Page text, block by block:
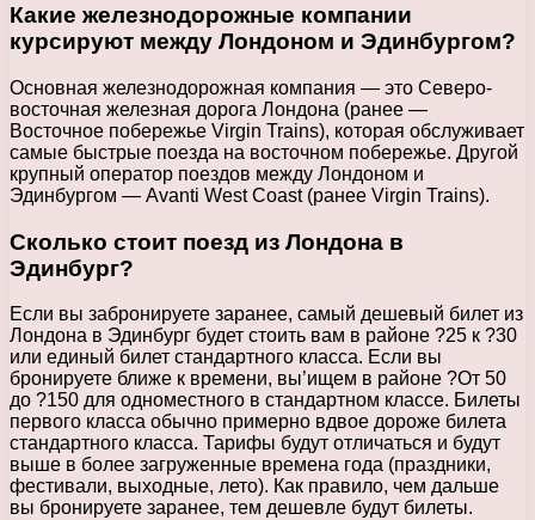
Какие железнодорожные компании
курсируют между Лондоном и Эдинбургом?
Основная железнодорожная компания — это Северо-
восточная железная дорога Лондона (ранее —
Восточное побережье Virgin Trains), которая обслуживает
самые быстрые поезда на восточном побережье. Другой
крупный оператор поездов между Лондоном и
Эдинбургом — Avanti West Coast (ранее Virgin Trains).
Сколько стоит поезд из Лондона в
Эдинбург?
Если вы забронируете заранее, самый дешевый билет из
Лондона в Эдинбург будет стоить вам в районе ?25 к ?30
или единый билет стандартного класса. Если вы
бронируете ближе к времени, вы’ищем в районе ?От 50
до ?150 для одноместного в стандартном классе. Билеты
первого класса обычно примерно вдвое дороже билета
стандартного класса. Тарифы будут отличаться и будут
выше в более загруженные времена года (праздники,
фестивали, выходные, лето). Как правило, чем дальше
вы бронируете заранее, тем дешевле будут билеты.